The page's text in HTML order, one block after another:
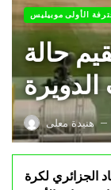
الأولى موبيليس
حالة
هنيدة معلى —
الجزائري لكرة